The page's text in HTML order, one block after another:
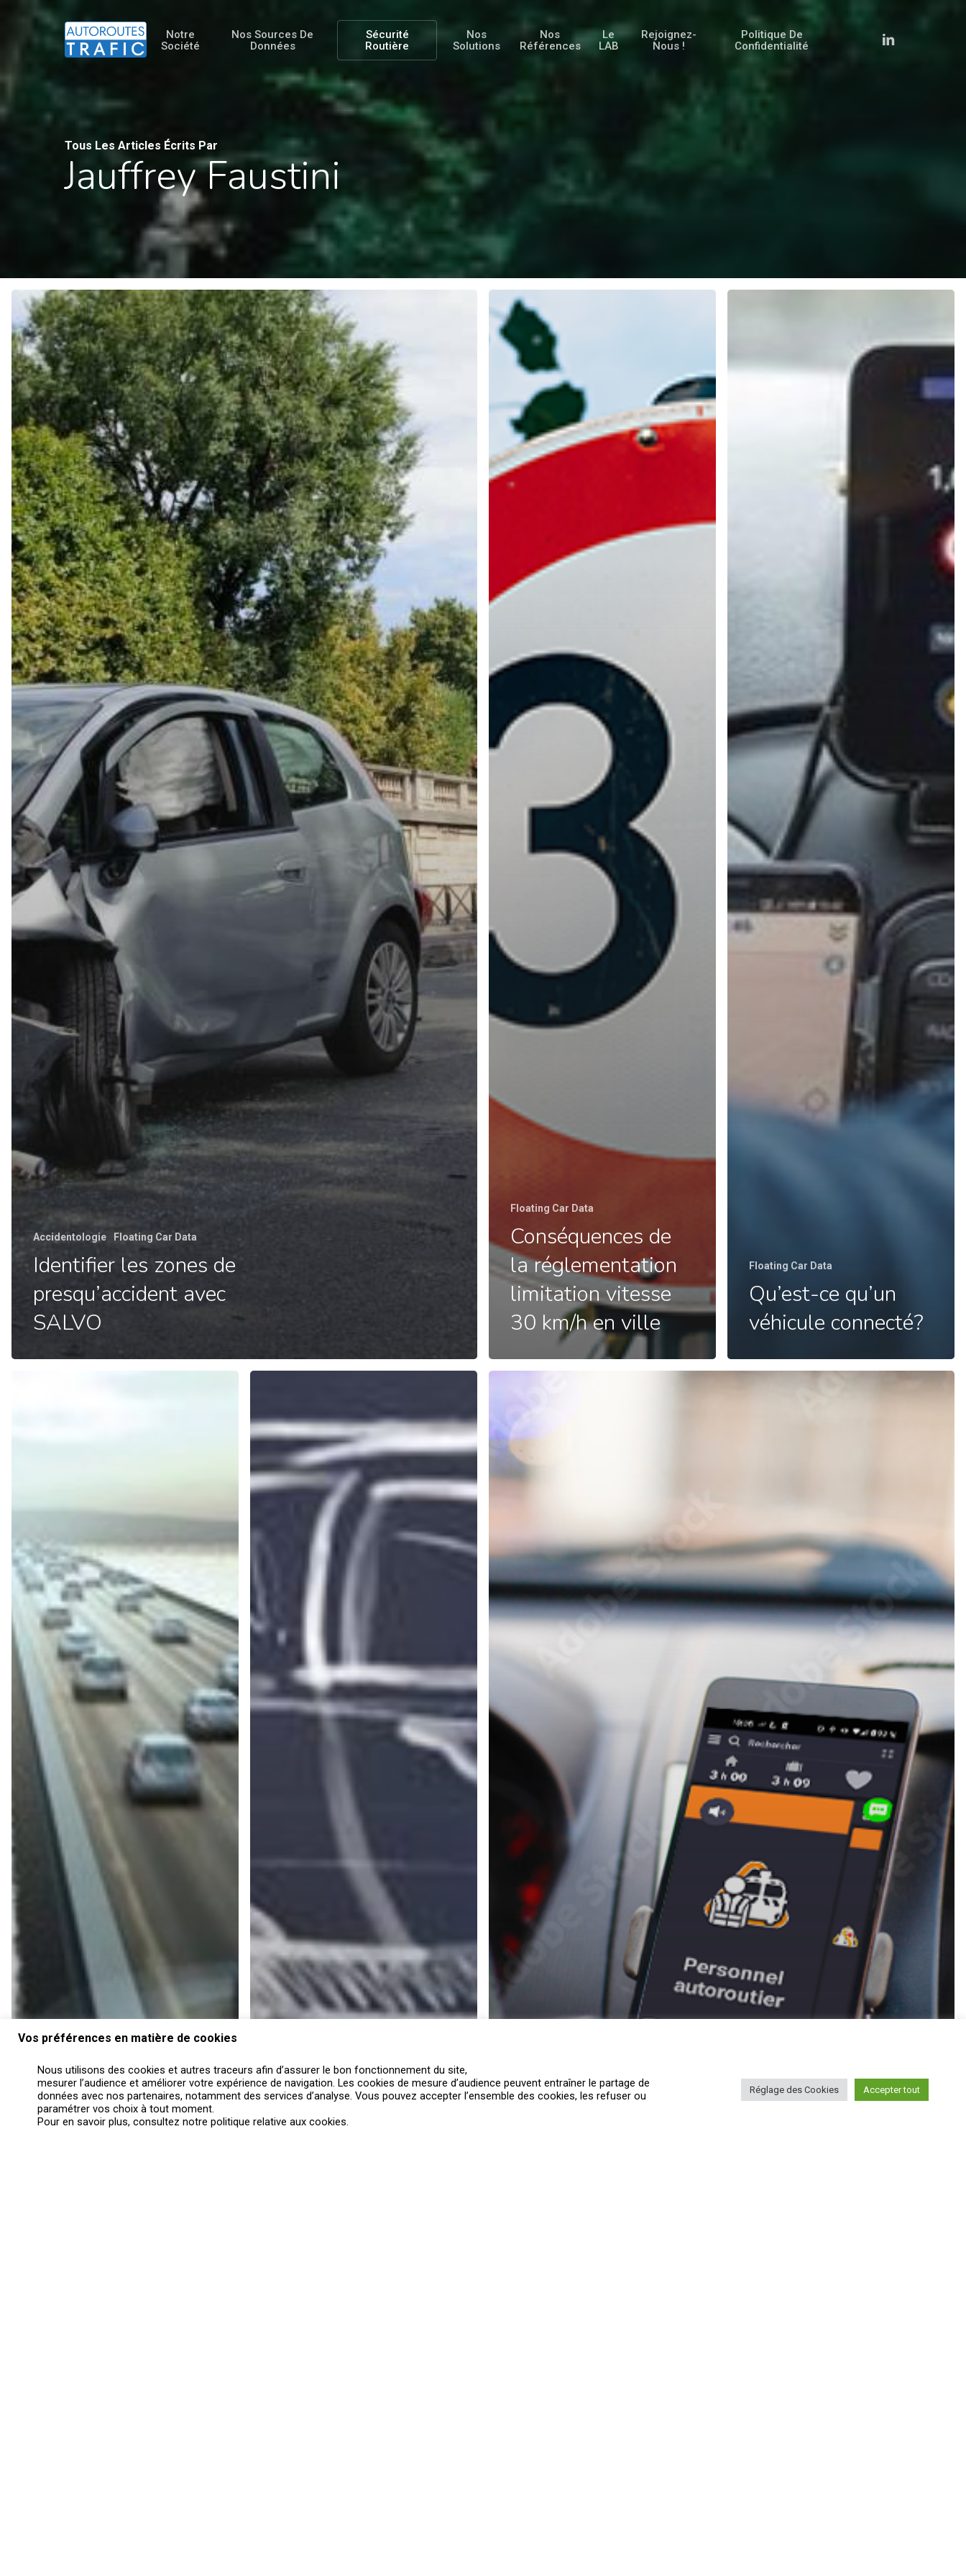
content
Notre
Société
Nos Sources De
Données
Sécurité
Routière
Nos
Solutions
Nos
Références
Le
LAB
Rejoignez-
Nous !
Politique De
Confidentialité
Linkedin
Tous Les Articles Écrits Par
Jauffrey Faustini
Accidentologie Floating Car Data
Identifier les zones de
presqu’accident avec
SALVO
Floating Car Data
Conséquences de
la réglementation
limitation vitesse
30 km/h en ville
Floating Car Data
Qu’est-ce qu’un
véhicule connecté?
59 boulevard Exelmans
75016 PARIS
Tél.: (+33) (0) 1 49 55 33 54
Rubriques
Supervision temps réel
Études de trafic
Accidentalité temps réel
COMPASS – Outil d’analyse de la circulation
SALVO – Outil d’analyse des zones à risques
MODUM – Application d’enquête mobilité
Main courante pour Patrouilleurs
Accompagnement Floating Car Data
Nos références
Le LAB
Rejoignez-nous !
Politique de confidentialité
© 2026 Autoroutes Trafic. Tous droits réservés, Autoroutes Trafic
Vos préférences en matière de cookies
Nous utilisons des cookies et autres traceurs afin d’assurer le bon fonctionnement du site,
mesurer l’audience et améliorer votre expérience de navigation. Les cookies de mesure d’audience peuvent entraîner le partage de
données avec nos partenaires, notamment des services d’analyse. Vous pouvez accepter l’ensemble des cookies, les refuser ou
paramétrer vos choix à tout moment.
Pour en savoir plus, consultez notre politique relative aux cookies.
Réglage des Cookies Accepter tout